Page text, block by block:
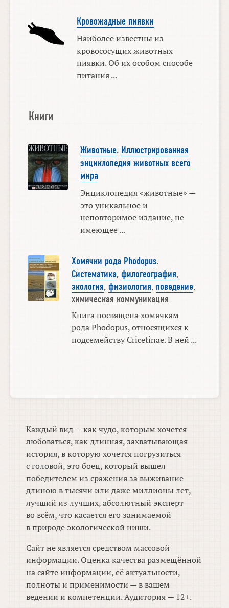
Кровожадные пиявки
Наиболее известны из
кровососущих животных
пиявки. Об их особом способе
питания ...
Книги
Животные. Иллюстрированная
энциклопедия животных всего
мира
Энциклопедия «животные» —
это уникальное и
неповторимое издание, не
имеющее ...
Хомячки рода Phodopus.
Систематика, филогеография,
экология, физиология, поведение,
химическая коммуникация
Книга посвящена хомячкам
рода Phodopus, относящихся к
подсемейству Cricetinae. В ней ...
Каждый вид — как чудо, которым хочется
любоваться, как длинная, захватывающая
история, в которую хочется погрузиться
с головой, это боец, который вышел
победителем из сражения за выживание
длиною в тысячи или даже миллионы лет,
лучший из лучших, абсолютный эксперт
во всём, что касается его занимаемой
в природе экологической ниши.
Сайт не является средством массовой
информации. Оценка качества размещённой
на сайте информации, её актуальности,
полноты и применимости — в вашем
ведении и компетенции. Аудитория — 12+.